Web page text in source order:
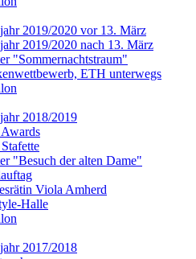
2019/2020 vor 13. März
2019/2020 nach 13. März
"Sommernachtstraum"
ETH unterwegs
2018/2019
"Besuch der alten Dame"
Viola Amherd
Halle
2017/2018